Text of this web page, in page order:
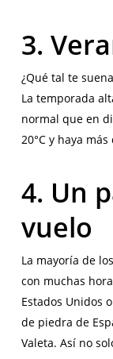
3.
¿Qué tal te
La temporada
normal que en
20°C y haya
4. Un
vuelo
La mayoría de los
con muchas
Estados Unidos
de piedra de
Valeta. Así no